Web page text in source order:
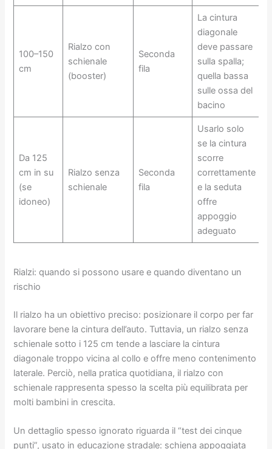
100–150
cm
Rialzo con
schienale
(booster)
Seconda
fila
La cintura
diagonale
deve passare
sulla spalla;
quella bassa
sulle ossa del
bacino
Da 125
cm in su
(se
idoneo)
Rialzo senza
schienale
Seconda
fila
Usarlo solo
se la cintura
scorre
correttamente
e la seduta
offre
appoggio
adeguato
Rialzi: quando si possono usare e quando diventano un
rischio
Il rialzo ha un obiettivo preciso: posizionare il corpo per far
lavorare bene la cintura dell’auto. Tuttavia, un rialzo senza
schienale sotto i 125 cm tende a lasciare la cintura
diagonale troppo vicina al collo e offre meno contenimento
laterale. Perciò, nella pratica quotidiana, il rialzo con
schienale rappresenta spesso la scelta più equilibrata per
molti bambini in crescita.
Un dettaglio spesso ignorato riguarda il “test dei cinque
punti”, usato in educazione stradale: schiena appoggiata